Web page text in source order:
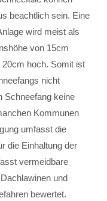
beachtlich sein. Eine
wird meist als
von 15cm
20cm hoch. Somit ist
nicht
Schneefang keine
Kommunen
umfasst die
die Einhaltung der
vermeidbare
und
bewertet.